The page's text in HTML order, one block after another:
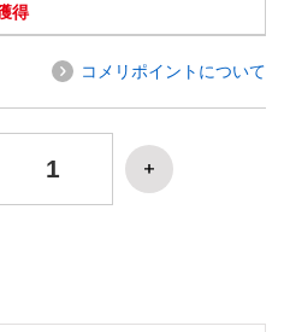
得
コメリポイントについて